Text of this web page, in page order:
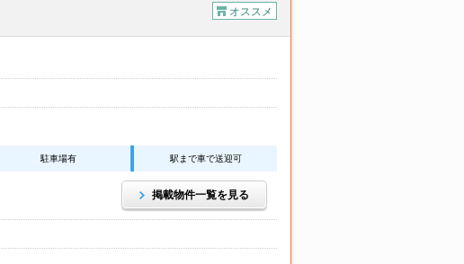
オススメ
駐車場有 駅まで車で送迎可
掲載物件一覧を見る